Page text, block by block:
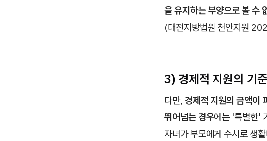
을 유지하는 부양으로 볼 수
(대전지방법원 천안지원
3) 경제적 지원의 기
다만, 경제적 지원의 금액이
뛰어넘는 경우에는 '특별한'
자녀가 부모에게 수시로 생